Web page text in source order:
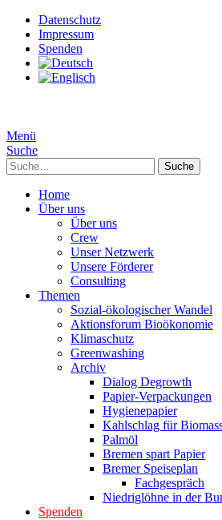
Datenschutz
Impressum
Spenden
Menü
Suche
Suche
Home
Über uns
Über uns
Crew
Unser Netzwerk
Unsere Förderer
Consulting
Themen
Sozial-ökologischer Wandel
Aktionsforum Bioökonomie
Klimaschutz
Greenwashing
Archiv
Dialog Degrowth
Papier-Verpackungen
Hygienepapier
Kahlschlag für
Palmöl
Bremen spart Papier
Bremer Speiseplan
Fachgespräch
Niedriglöhne in der
Spenden